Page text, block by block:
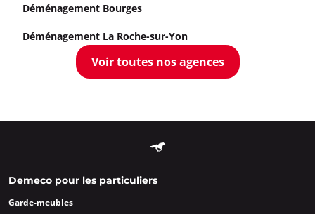
Déménagement Bourges
Déménagement La Roche-sur-Yon
Voir toutes nos agences
Demeco pour les particuliers
Garde-meubles